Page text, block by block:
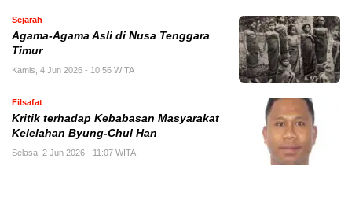
Sejarah
Agama-Agama Asli di Nusa Tenggara
Timur
Kamis, 4 Jun 2026 - 10:56 WITA
Filsafat
Kritik terhadap Kebabasan Masyarakat
Kelelahan Byung-Chul Han
Selasa, 2 Jun 2026 - 11:07 WITA